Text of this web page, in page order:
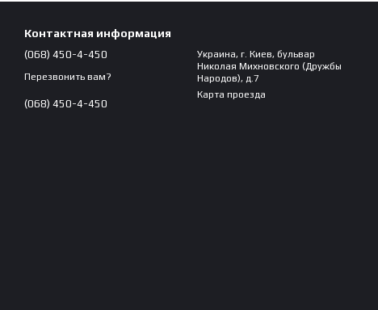
Контактная информация
(068) 450-4-450
Перезвонить вам?
(068) 450-4-450
Украина, г. Киев, бульвар
Николая Михновского (Дружбы
Народов), д.7
Карта проезда